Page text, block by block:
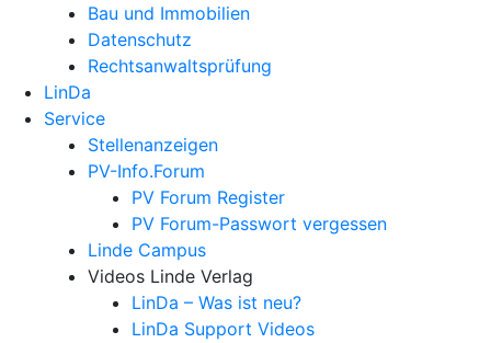
Bau und Immobilien
Datenschutz
Rechtsanwalts­prüfung
LinDa
Service
Stellenanzeigen
PV-Info.Forum
PV Forum Register
PV Forum-Passwort vergessen
Linde Campus
Videos Linde Verlag
LinDa – Was ist neu?
LinDa Support Videos